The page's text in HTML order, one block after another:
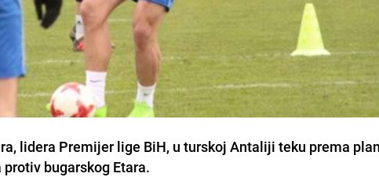
lidera Premijer lige BiH, u turskoj Antaliji teku prema
bugarskog Etara.